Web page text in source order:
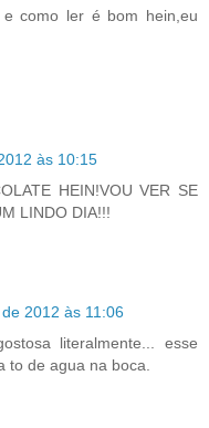
como ler é bom hein,eu
às 10:15
HEIN!VOU VER SE
LINDO DIA!!!
2012 às 11:06
literalmente... esse
to de agua na boca.